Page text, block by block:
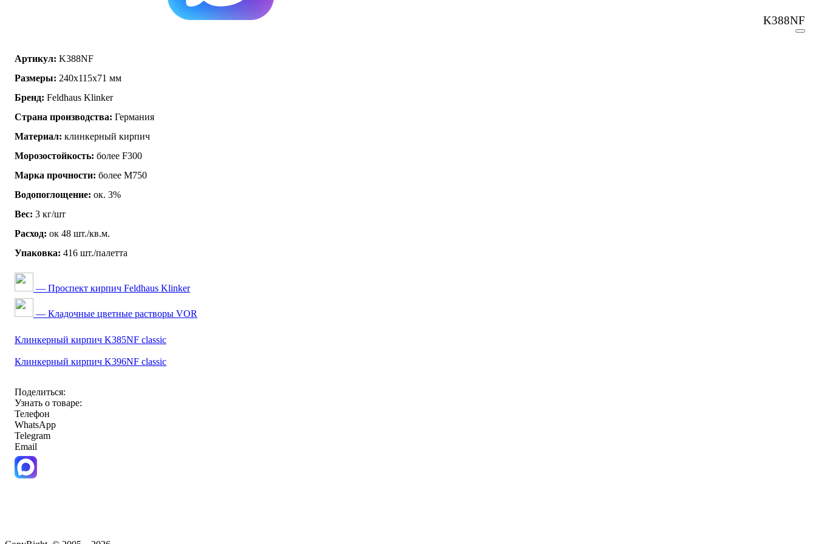
K388NF
Артикул: K388NF
Размеры: 240х115х71 мм
Бренд: Feldhaus Klinker
Страна производства: Германия
Материал: клинкерный кирпич
Морозостойкость: более F300
Марка прочности: более М750
Водопоглощение: ок. 3%
Вес: 3 кг/шт
Расход: ок 48 шт./кв.м.
Упаковка: 416 шт./палетта
— Проспект кирпич Feldhaus Klinker
— Кладочные цветные растворы VOR
Клинкерный кирпич K385NF classic
Клинкерный кирпич K396NF classic
Поделиться:
Узнать о товаре:
Телефон
WhatsApp
Telegram
Email